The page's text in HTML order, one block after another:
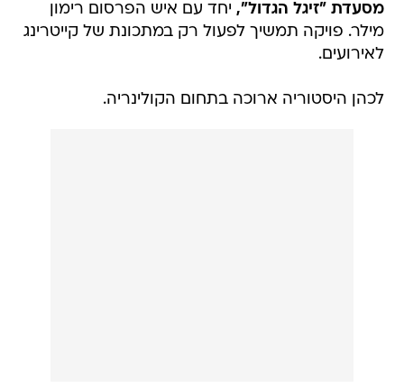
מסעדת "זיגל הגדול", יחד עם איש הפרסום רימון
מילר. פויקה תמשיך לפעול רק במתכונת של קייטרינג
לאירועים.
לכהן היסטוריה ארוכה בתחום הקולינריה.